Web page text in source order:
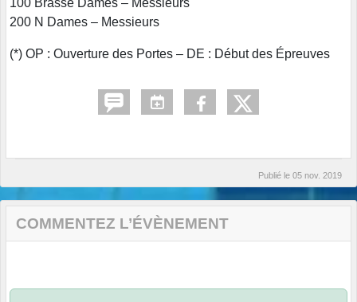
100 Brasse Dames – Messieurs
200 N Dames – Messieurs
(*) OP : Ouverture des Portes – DE : Début des Épreuves
Publié le 05 nov. 2019
COMMENTEZ L’ÉVÈNEMENT